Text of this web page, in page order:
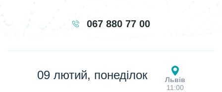
067 880 77 00
09 лютий, понеділок
Львів
11:00